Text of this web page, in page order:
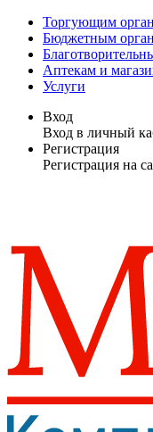
Торгующим
Бюджетным
Аптекам и
Услуги
Вход
Вход в личный
Регистрация
Регистрация на